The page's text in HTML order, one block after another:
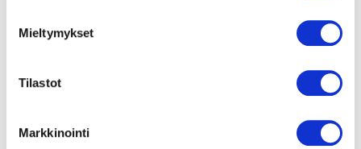
Mieltymykset
Tilastot
Markkinointi
Tuotenumero
turvamääräykset!